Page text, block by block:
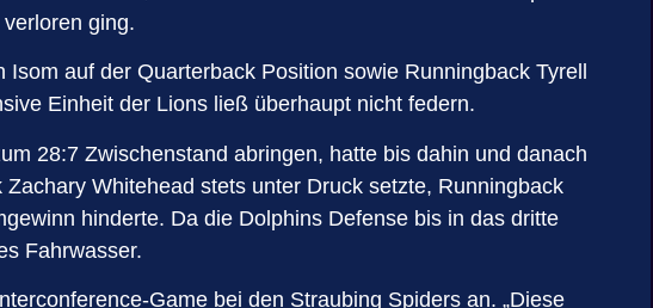
ging.
auf der Quarterback Position sowie Runningback Tyrell
Einheit der Lions ließ überhaupt nicht federn.
28:7 Zwischenstand abringen, hatte bis dahin und danach
Whitehead stets unter Druck setzte, Runningback
hinderte. Da die Dolphins Defense bis in das dritte
Fahrwasser.
Game bei den Straubing Spiders an. „Diese